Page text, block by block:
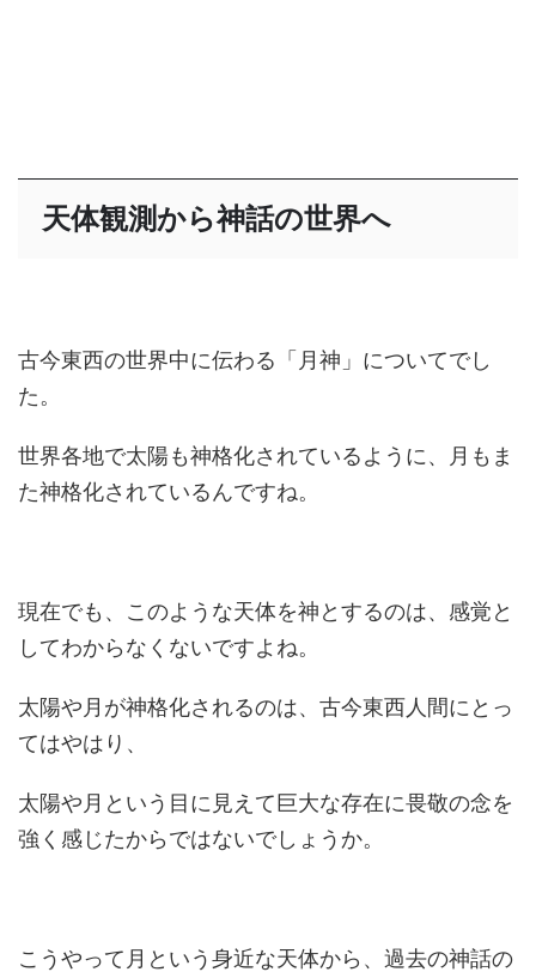
天体観測から神話の世界へ
古今東西の世界中に伝わる「月神」についてでし
た。
世界各地で太陽も神格化されているように、月もま
た神格化されているんですね。
現在でも、このような天体を神とするのは、感覚と
してわからなくないですよね。
太陽や月が神格化されるのは、古今東西人間にとっ
てはやはり、
太陽や月という目に見えて巨大な存在に畏敬の念を
強く感じたからではないでしょうか。
こうやって月という身近な天体から、過去の神話の